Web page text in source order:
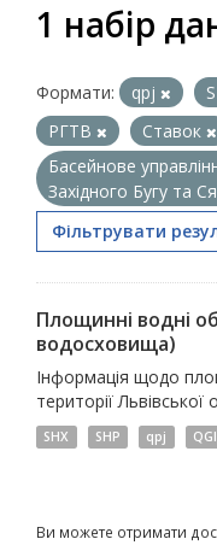
1 набір
Формати: qpj
РГТВ
Ставок
Басейнове
Західного Бугу та
Фільтрувати
Площинні водні
водосховища)
Інформація щодо
території Львівської
SHX SHP qpj
Ви можете отримати